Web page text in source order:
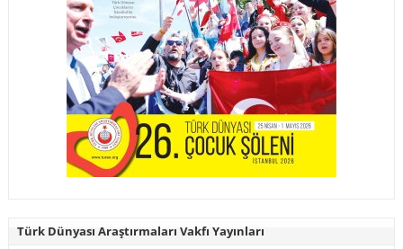
Türk Dünyası Araştırmaları Vakfı Yayınları